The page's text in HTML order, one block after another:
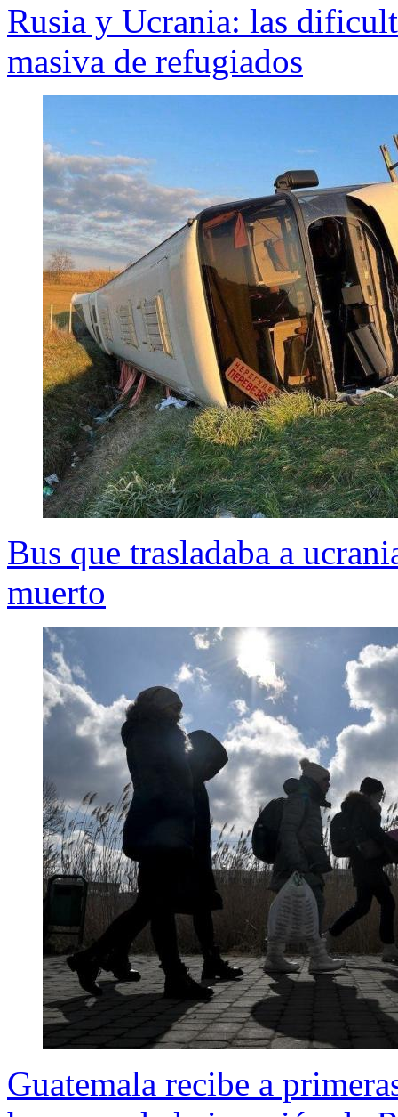
Rusia y Ucrania: las
masiva de refugiados
Bus que trasladaba a
muerto
Guatemala recibe a